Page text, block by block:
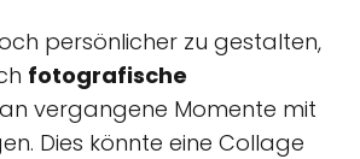
persönlicher zu gestalten,
fotografische
an vergangene Momente mit
Dies könnte eine Collage